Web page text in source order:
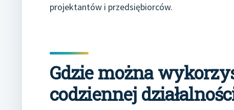
projektantów i przedsiębiorców.
Gdzie można
codziennej